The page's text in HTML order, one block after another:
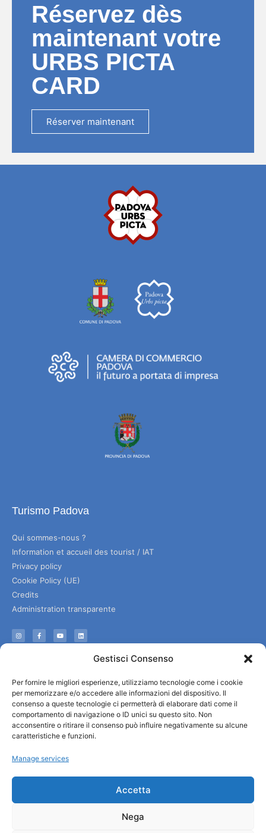
Gestisci Consenso
Per fornire le migliori esperienze, utilizziamo tecnologie come i cookie
per memorizzare e/o accedere alle informazioni del dispositivo. Il
consenso a queste tecnologie ci permetterà di elaborare dati come il
comportamento di navigazione o ID unici su questo sito. Non
acconsentire o ritirare il consenso può influire negativamente su alcune
caratteristiche e funzioni.
Manage services
Accetta
Nega
Réservez dès
maintenant votre
URBS PICTA
CARD
Réserver maintenant
Turismo Padova
Qui sommes-nous ?
Information et accueil des tourist / IAT
Privacy policy
Cookie Policy (UE)
Credits
Administration transparente
Services utiles
Télécharger les brochures